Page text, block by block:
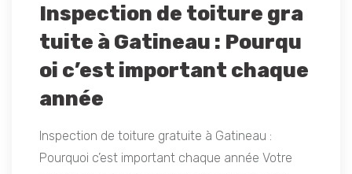
Inspection de toiture gra
tuite à Gatineau : Pourqu
oi c’est important chaque
année
Inspection de toiture gratuite à Gatineau :
Pourquoi c’est important chaque année Votre